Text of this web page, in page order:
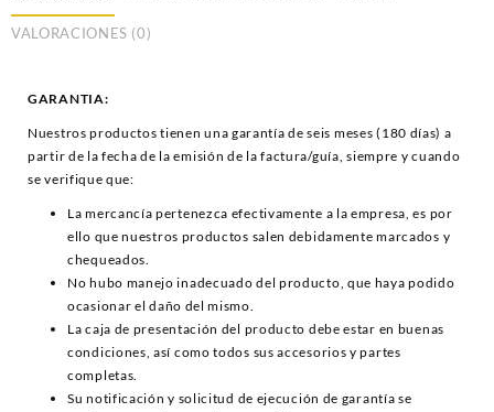
VALORACIONES (0)
GARANTIA:
Nuestros productos tienen una garantía de seis meses (180 días) a
partir de la fecha de la emisión de la factura/guía, siempre y cuando
se verifique que:
La mercancía pertenezca efectivamente a la empresa, es por
ello que nuestros productos salen debidamente marcados y
chequeados.
No hubo manejo inadecuado del producto, que haya podido
ocasionar el daño del mismo.
La caja de presentación del producto debe estar en buenas
condiciones, así como todos sus accesorios y partes
completas.
Su notificación y solicitud de ejecución de garantía se